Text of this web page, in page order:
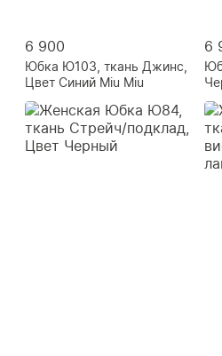
6 900
Юбка Ю103, ткань Джинс,
Цвет Синий Miu Miu
6